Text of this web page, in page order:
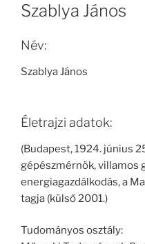
Szablya János
Név:
Szablya János
Életrajzi adatok:
(Budapest, 1924. június
gépészmérnök, villamos
energiagazdálkodás, a
tagja (külső 2001.)
Tudományos osztály: